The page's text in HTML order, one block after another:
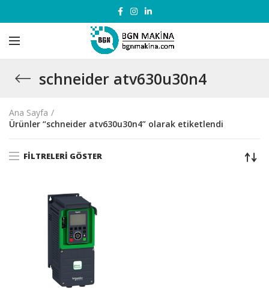
schneider atv630u30n4
Ana Sayfa
Ürünler “schneider atv630u30n4” olarak etiketlendi
FILTRELERI GÖSTER